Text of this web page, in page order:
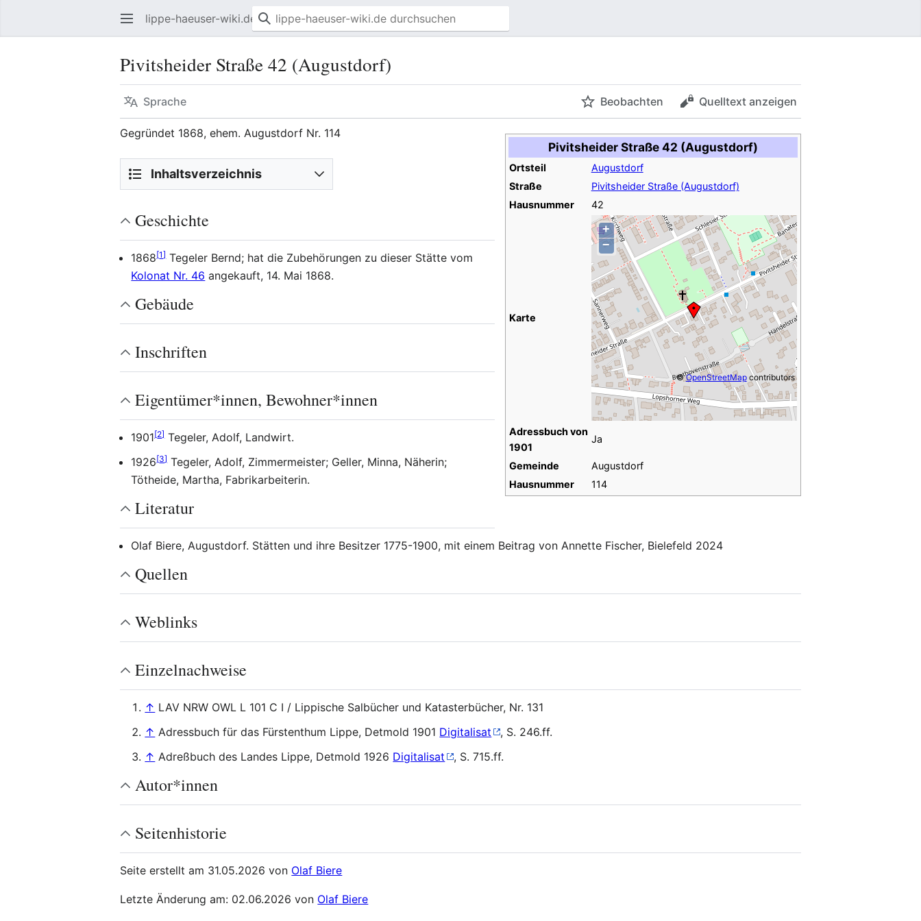
lippe-haeuser-wiki.de
Pivitsheider Straße 42 (Augustdorf)
Sprache Beobachten Quelltext anzeigen
Pivitsheider Straße 42 (Augustdorf)
Ortsteil
Augustdorf
Straße
Pivitsheider Straße (Augustdorf)
Hausnummer
42
Karte
+
−
©OpenStreetMapcontributors
Adressbuch von
1901
Ja
Gemeinde
Augustdorf
Hausnummer
114
Gegründet 1868, ehem. Augustdorf Nr. 114
Inhaltsverzeichnis
Geschichte
1868[1]Tegeler Bernd; hat die Zubehörungen zu dieser Stätte vom
Kolonat Nr. 46 angekauft, 14. Mai 1868.
Gebäude
Inschriften
Eigentümer*innen, Bewohner*innen
1901[2]Tegeler, Adolf, Landwirt.
1926[3]Tegeler, Adolf, Zimmermeister; Geller, Minna, Näherin;
Tötheide, Martha, Fabrikarbeiterin.
Literatur
Olaf Biere, Augustdorf. Stätten und ihre Besitzer 1775-1900, mit einem Beitrag von Annette Fischer, Bielefeld 2024
Quellen
Weblinks
Einzelnachweise
↑ LAV NRW OWL L 101 C I / Lippische Salbücher und Katasterbücher, Nr. 131
↑ Adressbuch für das Fürstenthum Lippe, Detmold 1901 Digitalisat
, S. 246.ff.
↑ Adreßbuch des Landes Lippe, Detmold 1926 Digitalisat , S. 715.ff.
Autor*innen
Seitenhistorie
Seite erstellt am 31.05.2026 von Olaf Biere
Letzte Änderung am: 02.06.2026 von Olaf Biere